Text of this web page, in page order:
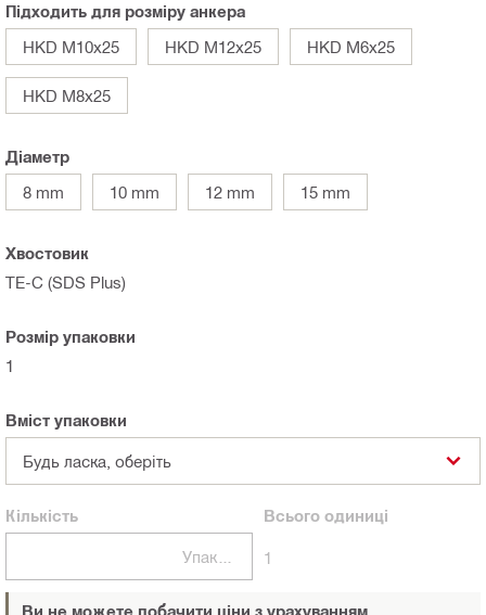
Підходить для розміру анкера
HKD M10x25
HKD M12x25 HKD M6x25
HKD M8x25
Діаметр
8 mm
10 mm 12 mm 15 mm
Хвостовик
TE-C (SDS Plus)
Розмір упаковки
1
Вміст упаковки
Будь ласка, оберіть
Кількість
Упаковки
Всьогоодиниці
1
Ви не можете побачити ціни з урахуванням